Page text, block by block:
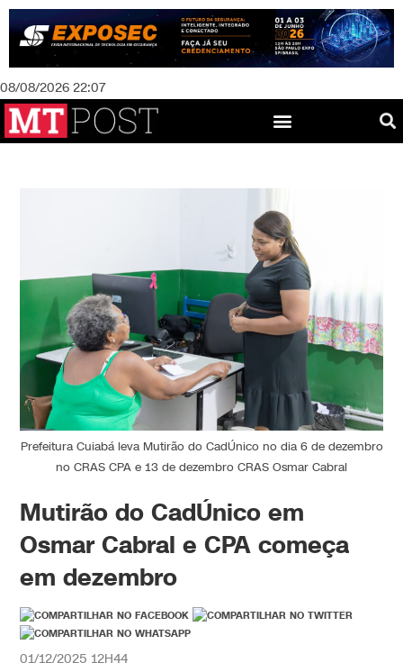
08/08/2026 22:07
Prefeitura Cuiabá leva Mutirão do CadÚnico no dia 6 de dezembro
no CRAS CPA e 13 de dezembro CRAS Osmar Cabral
Mutirão do CadÚnico em
Osmar Cabral e CPA começa
em dezembro
01/12/2025 12H44